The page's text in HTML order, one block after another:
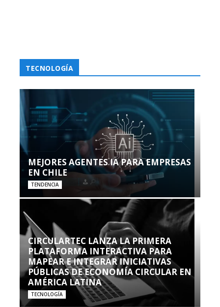
TECNOLOGÍA
MEJORES AGENTES IA PARA EMPRESAS
EN CHILE
TENDENCIA
CIRCULARTEC LANZA LA PRIMERA
PLATAFORMA INTERACTIVA PARA
MAPEAR E INTEGRAR INICIATIVAS
PÚBLICAS DE ECONOMÍA CIRCULAR EN
AMÉRICA LATINA
TECNOLOGÍA